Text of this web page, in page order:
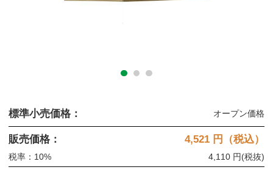
標準小売価格： オープン価格
販売価格： 4,521 円（税込）
税率：10% 4,110 円(税抜)